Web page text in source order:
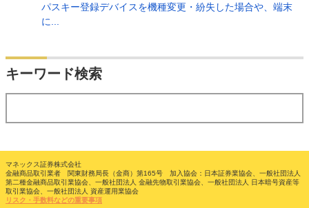
パスキー登録デバイスを機種変更・紛失した場合や、端末
に...
キーワード検索
マネックス証券株式会社
金融商品取引業者 関東財務局長（金商）第165号 加入協会：日本証券業協会、一般社団法人
第二種金融商品取引業協会、一般社団法人 金融先物取引業協会、一般社団法人 日本暗号資産等
取引業協会、一般社団法人 資産運用業協会
リスク・手数料などの重要事項